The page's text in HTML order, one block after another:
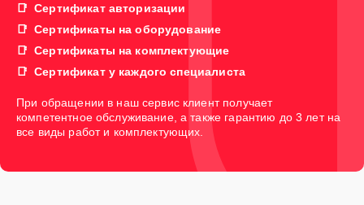
Сертификат авторизации
Сертификаты на оборудование
Сертификаты на комплектующие
Сертификат у каждого специалиста
При обращении в наш сервис клиент получает
компетентное обслуживание, а также гарантию до 3 лет на
все виды работ и комплектующих.